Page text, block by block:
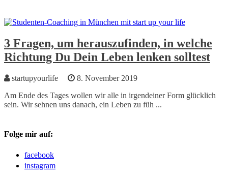
3 Fragen, um herauszufinden, in welche
Richtung Du Dein Leben lenken solltest
startupyourlife
8. November 2019
Am Ende des Tages wollen wir alle in irgendeiner Form glücklich
sein. Wir sehnen uns danach, ein Leben zu füh ...
Folge mir auf:
facebook
instagram